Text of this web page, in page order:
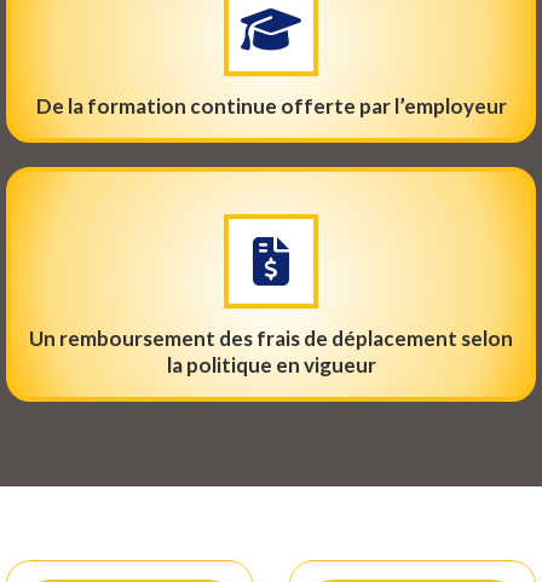
De la formation continue offerte par l’employeur
Un remboursement des frais de déplacement selon
la politique en vigueur